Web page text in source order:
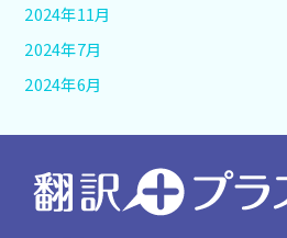
2024年11月
2024年7月
2024年6月